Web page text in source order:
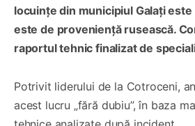
locuințe din municipiul Galați
este de proveniență rusească.
raportul tehnic finalizat de
Potrivit liderului de la Cotroceni,
acest lucru „fără dubiu”, în baza